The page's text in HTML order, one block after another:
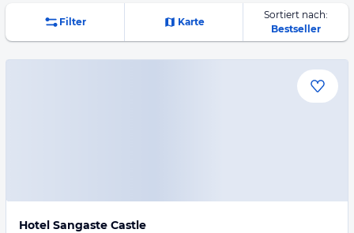
Filter Karte
Sortiert nach:
Bestseller
Hotel Sangaste Castle